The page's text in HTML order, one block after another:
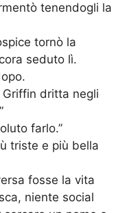
tenendogli la
tornò la
seduto lì.
dritta negli
farlo.”
triste e più bella
fosse la vita
niente social